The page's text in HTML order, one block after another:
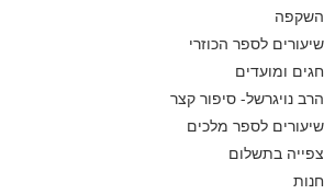
השקפה
שיעורים לספר הכוזרי
חגים ומועדים
הרב נויגרשל- סיפור קצר
שיעורים לספר מלכים
צפייה בתשלום
חנות